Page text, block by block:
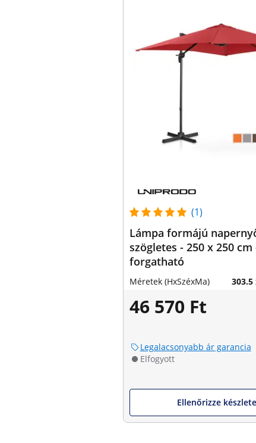
(1)
Lámpa formájú
szögletes - 250 x 250 cm
forgatható
Méretek (HxSzéxMa) 303.5
46 570 Ft
Legalacsonyabb ár garancia
Elfogyott
Ellenőrizze